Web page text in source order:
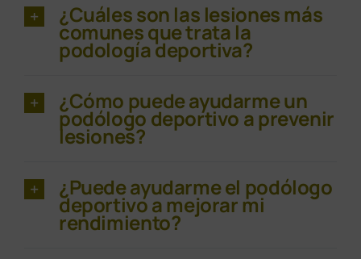
¿Cuáles son las lesiones más
comunes que trata la
podología deportiva?
¿Cómo puede ayudarme un
podólogo deportivo a prevenir
lesiones?
¿Puede ayudarme el podólogo
deportivo a mejorar mi
rendimiento?